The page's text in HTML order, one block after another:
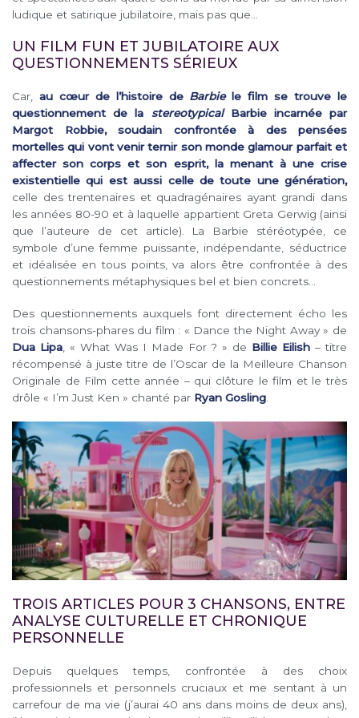
ludique et satirique jubilatoire, mais pas que…
UN FILM FUN ET JUBILATOIRE AUX
QUESTIONNEMENTS SÉRIEUX
Car, au cœur de l’histoire de Barbiele film se trouve le
questionnement de la stereotypicalBarbie incarnée par
Margot Robbie, soudain confrontée à des pensées
mortelles qui vont venir ternir son monde glamour parfait et
affecter son corps et son esprit, la menant à une crise
existentielle qui est aussi celle de toute une génération,
celle des trentenaires et quadragénaires ayant grandi dans
les années 80-90 et à laquelle appartient Greta Gerwig (ainsi
que l’auteure de cet article). La Barbie stéréotypée, ce
symbole d’une femme puissante, indépendante, séductrice
et idéalisée en tous points, va alors être confrontée à des
questionnements métaphysiques bel et bien concrets…
Des questionnements auxquels font directement écho les
trois chansons-phares du film : « Dance the Night Away » de
Dua Lipa, « What Was I Made For ? » de Billie Eilish – titre
récompensé à juste titre de l’Oscar de la Meilleure Chanson
Originale de Film cette année – qui clôture le film et le très
drôle « I’m Just Ken » chanté par Ryan Gosling
TROIS ARTICLES POUR 3 CHANSONS, ENTRE
ANALYSE CULTURELLE ET CHRONIQUE
PERSONNELLE
Depuis quelques temps, confrontée à des choix
professionnels et personnels cruciaux et me sentant à un
carrefour de ma vie (j’aurai 40 ans dans moins de deux ans),